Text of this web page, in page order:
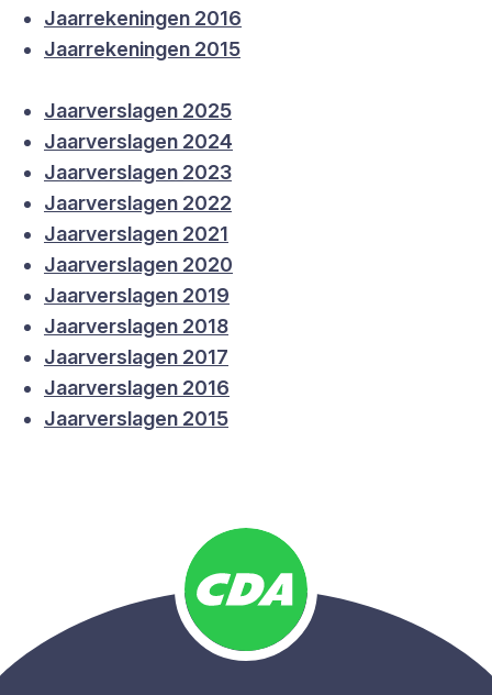
Jaarrekeningen 2016
Jaarrekeningen 2015
Jaarverslagen 2025
Jaarverslagen 2024
Jaarverslagen 2023
Jaarverslagen 2022
Jaarverslagen 2021
Jaarverslagen 2020
Jaarverslagen 2019
Jaarverslagen 2018
Jaarverslagen 2017
Jaarverslagen 2016
Jaarverslagen 2015